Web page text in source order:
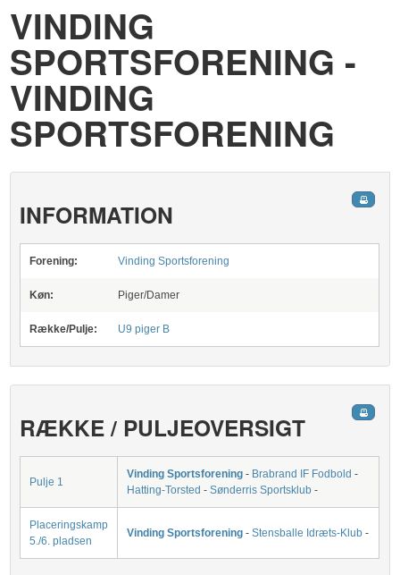
VINDING
SPORTSFORENING -
VINDING
SPORTSFORENING
INFORMATION
Forening: Vinding Sportsforening
Køn: Piger/Damer
Række/Pulje: U9 piger B
RÆKKE / PULJEOVERSIGT
Pulje 1
Vinding Sportsforening - Brabrand IF Fodbold -
Hatting-Torsted -Sønderris Sportsklub -
Placeringskamp
5./6. pladsen
Vinding Sportsforening -Stensballe Idræts-Klub -